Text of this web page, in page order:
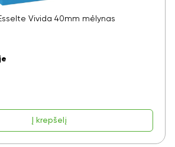
Vivida 40mm mėlynas
Į krepšelį